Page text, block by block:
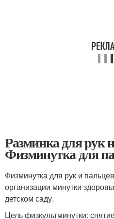
Разминка для рук
Физминутка для
Физминутка для рук и
организации минутки
детском саду.
Цель физкультминутки: